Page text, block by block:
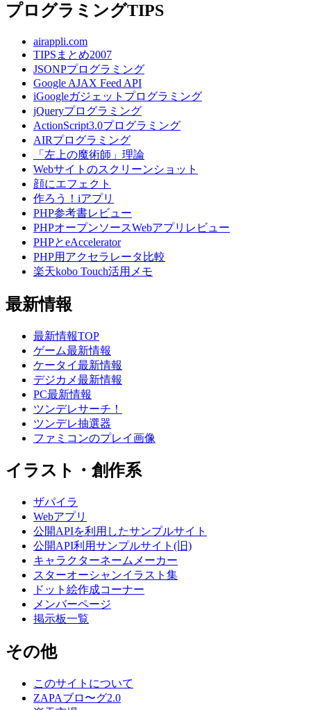
プログラミングTIPS
airappli.com
TIPSまとめ2007
JSONPプログラミング
Google AJAX Feed API
iGoogleガジェットプログラミング
jQueryプログラミング
ActionScript3.0プログラミング
AIRプログラミング
「左上の魔術師」理論
Webサイトのスクリーンショット
顔にエフェクト
作ろう！iアプリ
PHP参考書レビュー
PHPオープンソースWebアプリレビュー
PHPとeAccelerator
PHP用アクセラレータ比較
楽天kobo Touch活用メモ
最新情報
最新情報TOP
ゲーム最新情報
ケータイ最新情報
デジカメ最新情報
PC最新情報
ツンデレサーチ！
ツンデレ抽選器
ファミコンのプレイ画像
イラスト・創作系
ザパイラ
Webアプリ
公開APIを利用したサンプルサイト
公開API利用サンプルサイト(旧)
キャラクターネームメーカー
スターオーシャンイラスト集
ドット絵作成コーナー
メンバーページ
掲示板一覧
その他
このサイトについて
ZAPAブロ〜グ2.0